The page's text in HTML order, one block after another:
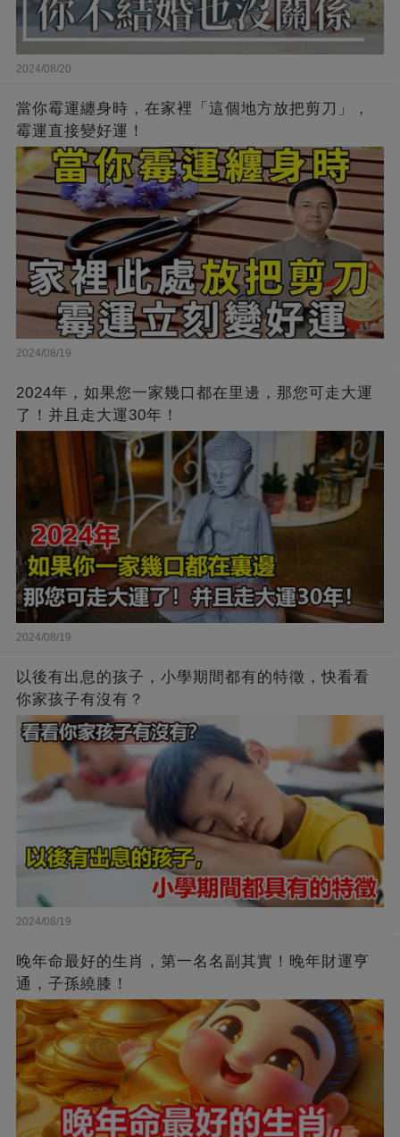
2024/08/20
當你霉運纏身時，在家裡「這個地方放把剪刀」，
霉運直接變好運！
2024/08/19
2024年，如果您一家幾口都在里邊，那您可走大運
了！并且走大運30年！
2024/08/19
以後有出息的孩子，小學期間都有的特徵，快看看
你家孩子有沒有？
2024/08/19
晚年命最好的生肖，第一名名副其實！晚年財運亨
通，子孫繞膝！